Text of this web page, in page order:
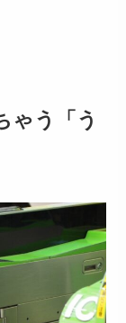
ゃう「う